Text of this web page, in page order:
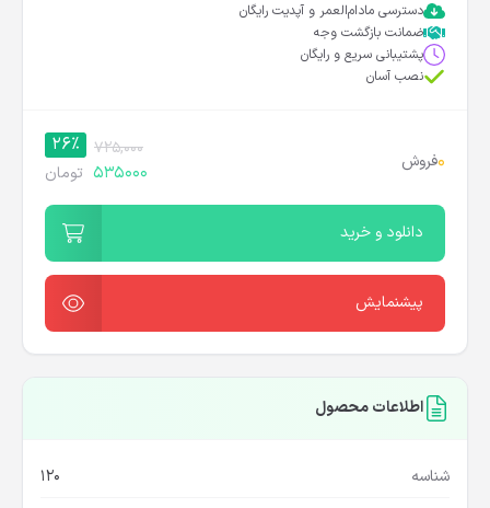
دسترسی مادام‌العمر و آپدیت رایگان
ضمانت بازگشت وجه
پشتیبانی سریع و رایگان
نصب آسان
0فروش
725,000
26%
535000 تومان
دانلود و خرید
پیشنمایش
اطلاعات محصول
شناسه 120